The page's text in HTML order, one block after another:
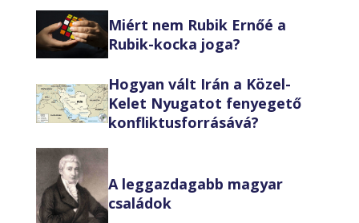
Miért nem Rubik Ernőé a
Rubik-kocka joga?
Hogyan vált Irán a Közel-
Kelet Nyugatot fenyegető
konfliktusforrásává?
A leggazdagabb magyar
családok